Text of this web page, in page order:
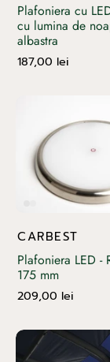
Plafoniera cu
cu lumina de
albastra
187,00 lei
CARBEST
Plafoniera LED -
175 mm
209,00 lei